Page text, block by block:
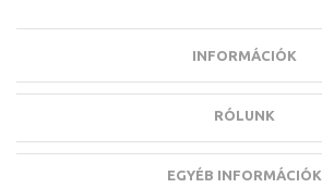
INFORMÁCIÓK
RÓLUNK
EGYÉB INFORMÁCIÓK